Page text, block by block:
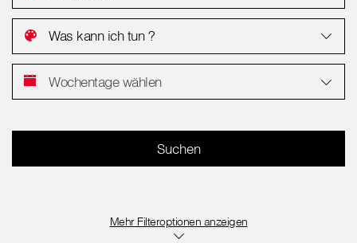
Was kann ich tun ?
Wochentage wählen
Filteroptionen anzeigen